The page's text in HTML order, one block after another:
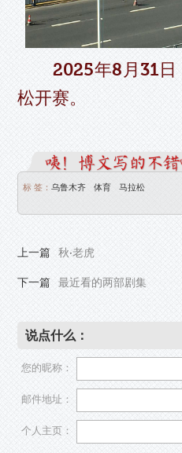
2025年8月31日
松开赛。
标 签：乌鲁木齐 体育 马拉松
上一篇 秋·老虎
下一篇 最近看的两部剧集
说点什么：
您的昵称：
邮件地址：
个人主页：